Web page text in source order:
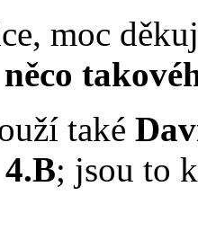
moc
něco
také
; jsou to